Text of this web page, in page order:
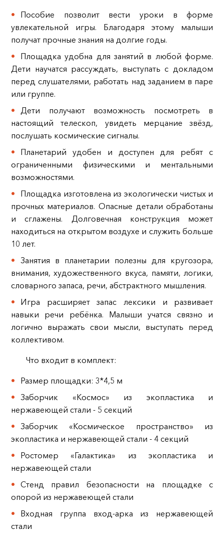
Пособие позволит вести уроки в форме
увлекательной игры. Благодаря этому малыши
получат прочные знания на долгие годы.
Площадка удобна для занятий в любой форме.
Дети научатся рассуждать, выступать с докладом
перед слушателями, работать над заданием в паре
или группе.
Дети получают возможность посмотреть в
настоящий телескоп, увидеть мерцание звёзд,
послушать космические сигналы.
Планетарий удобен и доступен для ребят с
ограниченными физическими и ментальными
возможностями.
Площадка изготовлена из экологически чистых и
прочных материалов. Опасные детали обработаны
и сглажены. Долговечная конструкция может
находиться на открытом воздухе и служить больше
10 лет.
Занятия в планетарии полезны для кругозора,
внимания, художественного вкуса, памяти, логики,
словарного запаса, речи, абстрактного мышления.
Игра расширяет запас лексики и развивает
навыки речи ребёнка. Малыши учатся связно и
логично выражать свои мысли, выступать перед
коллективом.
Что входит в комплект:
Размер площадки: 3*4,5 м
Заборчик «Космос» из экопластика и
нержавеющей стали - 5 секций
Заборчик «Космическое пространство» из
экопластика и нержавеющей стали - 4 секций
Ростомер «Галактика» из экопластика и
нержавеющей стали
Стенд правил безопасности на площадке с
опорой из нержавеющей стали
Входная группа вход-арка из нержавеющей
стали